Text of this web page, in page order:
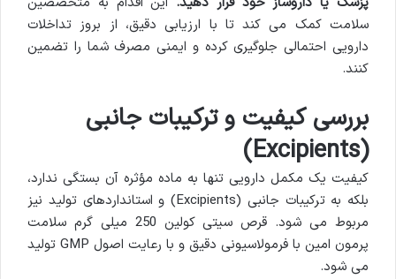
سلامت کمک می کند تا با ارزیابی دقیق، از بروز تداخلات
دارویی احتمالی جلوگیری کرده و ایمنی مصرف شما را تضمین
کنند.
بررسی کیفیت و ترکیبات جانبی
(Excipients)
کیفیت یک مکمل دارویی تنها به ماده مؤثره آن بستگی ندارد،
بلکه به ترکیبات جانبی (Excipients) و استانداردهای تولید نیز
مربوط می شود. قرص سیتی کولین 250 میلی گرم سلامت
پرمون امین با فرمولاسیونی دقیق و با رعایت اصول GMP تولید
می شود.